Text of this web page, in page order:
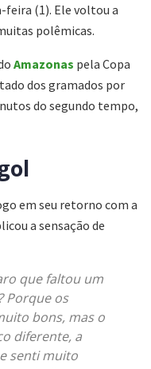
(1). Ele voltou a
polêmicas.
Amazonas pela Copa
dos gramados por
do segundo tempo,
em seu retorno com a
a sensação de
que faltou um
Porque os
bons, mas o
diferente, a
senti muito